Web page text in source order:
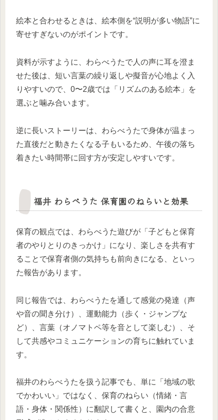
絵本と合わせるときは、絵本側を“説明が多い物語”に
寄せすぎないのがポイントです。
資料が示すように、わらべうたで人の声に耳を澄ま
せた後は、短い言葉の繰り返しや擬音が心地よく入
りやすいので、0〜2歳では「リズムのある絵本」を
選ぶと噛み合います。
逆に長いストーリーは、わらべうたで身体が温まっ
た直後だと動きたくなる子もいるため、午後の落ち
着きたい時間帯に回す方が安定しやすいです。
福井 わらべうた 保育園のねらいと効果
保育の観点では、わらべうた遊びが「子どもと保育
者のやりとりのきっかけ」になり、楽しさを共有す
ることで保育者側の気持ちも前向きになる、といっ
た報告があります。
同じ報告では、わらべうたを通して感覚の発達（声
や音の聞き分け）、運動能力（歩く・ジャンプな
ど）、言葉（オノマトペ等を音として楽しむ）、そ
して共感やコミュニケーションの育ちに触れていま
す。
福井のわらべうたを扱う記事でも、単に「地域の歌
でかわいい」ではなく、保育のねらい（情緒・言
語・身体・関係性）に翻訳して書くと、園内の合意